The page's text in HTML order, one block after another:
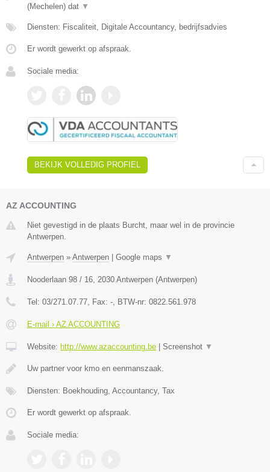
(Mechelen) dat ▼
Diensten: Fiscaliteit, Digitale Accountancy, bedrijfsadvies
Er wordt gewerkt op afspraak.
Sociale media:
BEKIJK VOLLEDIG PROFIEL
AZ ACCOUNTING
Niet gevestigd in de plaats Burcht, maar wel in de provincie
Antwerpen.
Antwerpen » Antwerpen Google maps ▼
Nooderlaan 98 / 16, 2030 Antwerpen (Antwerpen)
Tel: 03/271.07.77, Fax: -, BTW-nr: 0822.561.978
E-mail › AZ ACCOUNTING
Website: http://www.azaccounting.be Screenshot ▼
Uw partner voor kmo en eenmanszaak.
Diensten: Boekhouding, Accountancy, Tax
Er wordt gewerkt op afspraak.
Sociale media: